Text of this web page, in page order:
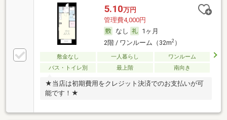
5.10万円
管理費4,000円
なし
1ヶ月
2階 / ワンルーム（32m2）
敷金なし 一人暮らし
ワンルーム
バス・トイレ別
最上階 南向き
★当店は初期費用をクレジット決済でのお支払いが可
能です！★